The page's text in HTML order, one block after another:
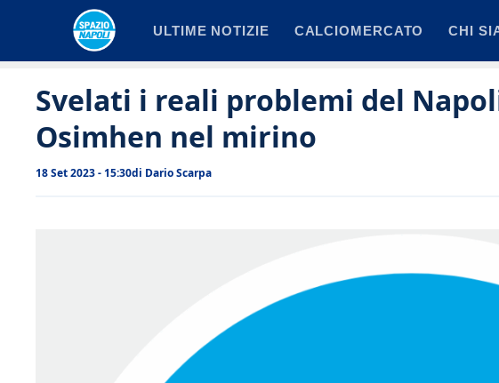
ULTIME NOTIZIE CALCIOMERCATO CHI
Svelati i reali problemi del
Osimhen nel mirino
18 Set 2023 - 15:30di Dario Scarpa